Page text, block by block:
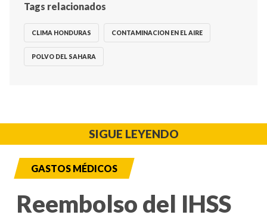
Tags relacionados
CLIMA HONDURAS CONTAMINACION EN EL AIRE
POLVO DEL SAHARA
SIGUE LEYENDO
GASTOS MÉDICOS
Reembolso del IHSS